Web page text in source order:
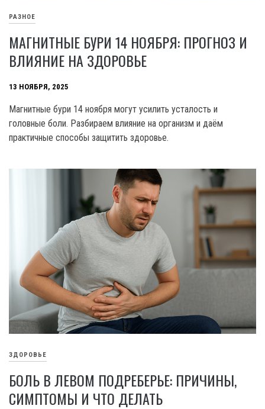
РАЗНОЕ
МАГНИТНЫЕ БУРИ 14 НОЯБРЯ: ПРОГНОЗ И
ВЛИЯНИЕ НА ЗДОРОВЬЕ
13 НОЯБРЯ, 2025
Магнитные бури 14 ноября могут усилить усталость и
головные боли. Разбираем влияние на организм и даём
практичные способы защитить здоровье.
ЗДОРОВЬЕ
БОЛЬ В ЛЕВОМ ПОДРЕБЕРЬЕ: ПРИЧИНЫ,
СИМПТОМЫ И ЧТО ДЕЛАТЬ